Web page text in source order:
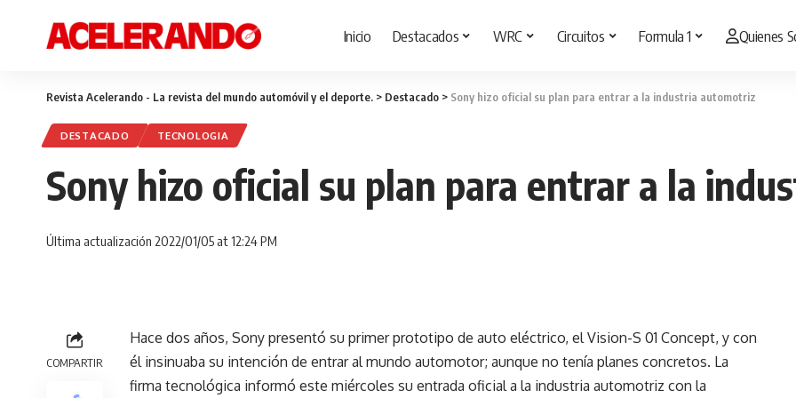
Inicio Destacados WRC Circuitos Formula 1 Quienes
Revista Acelerando - La revista del mundo automóvil y el deporte. > Destacado > Sony hizo oficial su plan para entrar a la industria automotriz
DESTACADO TECNOLOGIA
Sony hizo oficial su plan para entrar a la
Última actualización 2022/01/05 at 12:24 PM
COMPARTIR
Hace dos años, Sony presentó su primer prototipo de auto eléctrico, el Vision-S 01 Concept, y con
él insinuaba su intención de entrar al mundo automotor; aunque no tenía planes concretos. La
firma tecnológica informó este miércoles su entrada oficial a la industria automotriz con la